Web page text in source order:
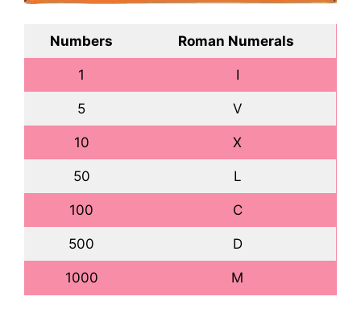
Numbers Roman Numerals
1 I
5 V
10 X
50 L
100 C
500 D
1000 M